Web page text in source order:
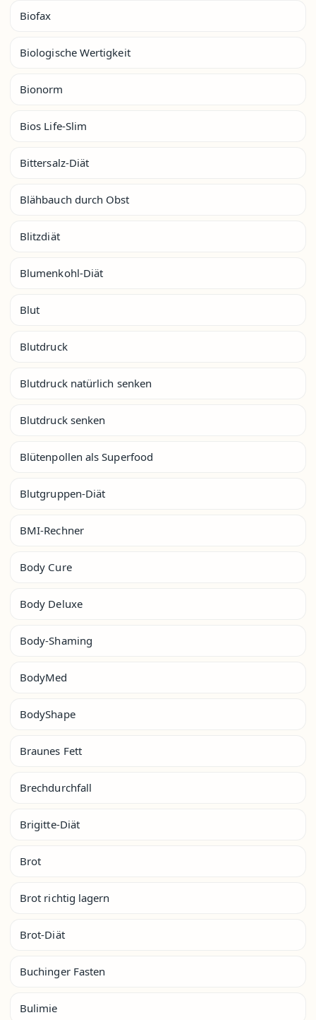
Biofax
Biologische Wertigkeit
Bionorm
Bios Life-Slim
Bittersalz-Diät
Blähbauch durch Obst
Blitzdiät
Blumenkohl-Diät
Blut
Blutdruck
Blutdruck natürlich senken
Blutdruck senken
Blütenpollen als Superfood
Blutgruppen-Diät
BMI-Rechner
Body Cure
Body Deluxe
Body-Shaming
BodyMed
BodyShape
Braunes Fett
Brechdurchfall
Brigitte-Diät
Brot
Brot richtig lagern
Brot-Diät
Buchinger Fasten
Bulimie